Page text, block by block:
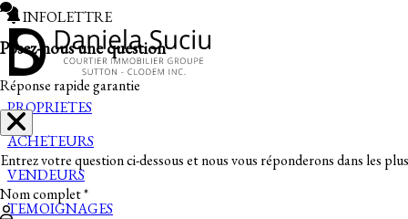
INFOLETTRE
PROPRIETES
ACHETEURS
VENDEURS
TEMOIGNAGES
Posez-nous une question
Réponse rapide garantie
Entrez votre question ci-dessous et nous vous réponderons dans les
Nom complet *